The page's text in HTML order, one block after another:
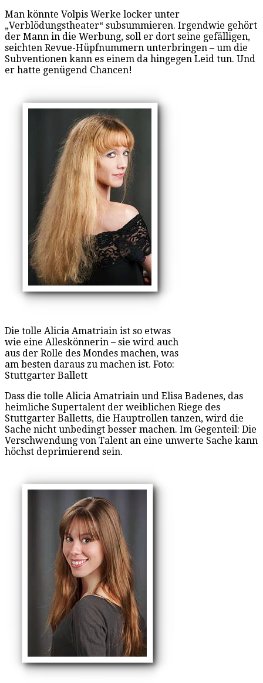
Man könnte Volpis Werke locker unter
„Verblödungstheater“ subsummieren. Irgendwie gehört
der Mann in die Werbung, soll er dort seine gefälligen,
seichten Revue-Hüpfnummern unterbringen – um die
Subventionen kann es einem da hingegen Leid tun. Und
er hatte genügend Chancen!
Die tolle Alicia Amatriain ist so etwas
wie eine Alleskönnerin – sie wird auch
aus der Rolle des Mondes machen, was
am besten daraus zu machen ist. Foto:
Stuttgarter Ballett
Dass die tolle Alicia Amatriain und Elisa Badenes, das
heimliche Supertalent der weiblichen Riege des
Stuttgarter Balletts, die Hauptrollen tanzen, wird die
Sache nicht unbedingt besser machen. Im Gegenteil: Die
Verschwendung von Talent an eine unwerte Sache kann
höchst deprimierend sein.